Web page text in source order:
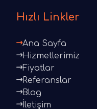
Hızlı Linkler
Ana Sayfa
Hizmetlerimiz
Fiyatlar
Referanslar
Blog
İletişim